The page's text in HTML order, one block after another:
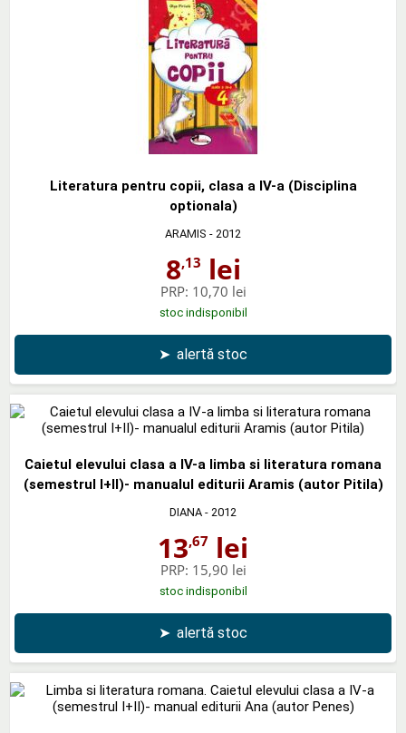
Literatura pentru copii, clasa a IV-a (Disciplina
optionala)
ARAMIS - 2012
8,13 lei
PRP: 10,70 lei
stoc indisponibil
➤ alertă stoc
Caietul elevului clasa a IV-a limba si literatura romana
(semestrul I+II)- manualul editurii Aramis (autor Pitila)
DIANA - 2012
13,67 lei
PRP: 15,90 lei
stoc indisponibil
➤ alertă stoc